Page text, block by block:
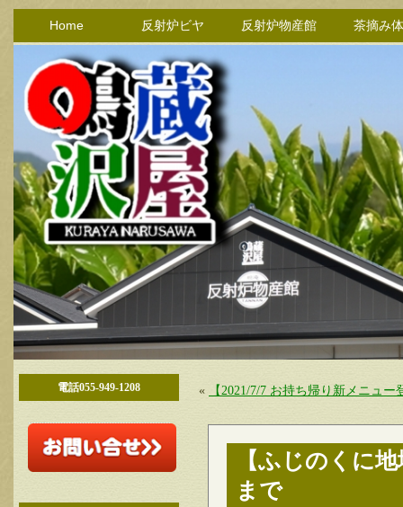
Home 反射炉ビヤ 反射炉物産館 茶摘み
電話055-949-1208 « 【2021/7/7 お持ち帰り新メニュ
【ふじのくに
まで